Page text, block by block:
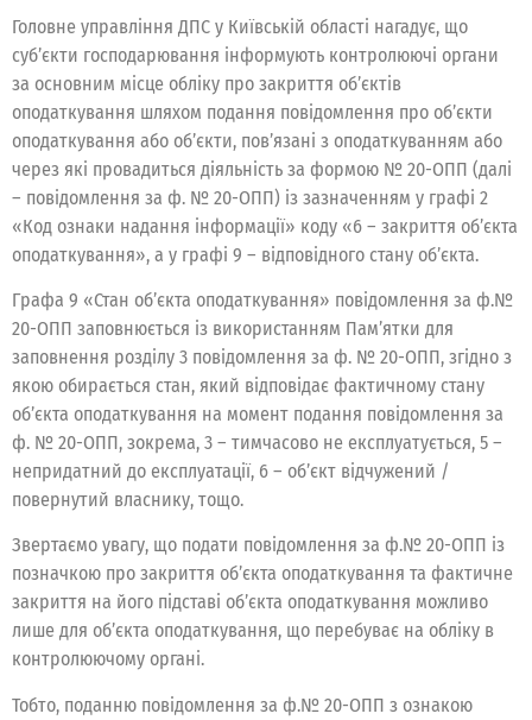
Головне управління ДПС у Київській області нагадує, що
суб’єкти господарювання інформують контролюючі органи
за основним місце обліку про закриття об’єктів
оподаткування шляхом подання повідомлення про об’єкти
оподаткування або об’єкти, пов’язані з оподаткуванням або
через які провадиться діяльність за формою № 20-ОПП (далі
– повідомлення за ф. № 20-ОПП) із зазначенням у графі 2
«Код ознаки надання інформації» коду «6 – закриття об’єкта
оподаткування», а у графі 9 – відповідного стану об’єкта.
Графа 9 «Стан об’єкта оподаткування» повідомлення за ф.№
20-ОПП заповнюється із використанням Пам’ятки для
заповнення розділу 3 повідомлення за ф. № 20-ОПП, згідно з
якою обирається стан, який відповідає фактичному стану
об’єкта оподаткування на момент подання повідомлення за
ф. № 20-ОПП, зокрема, 3 – тимчасово не експлуатується, 5 –
непридатний до експлуатації, 6 – об’єкт відчужений /
повернутий власнику, тощо.
Звертаємо увагу, що подати повідомлення за ф.№ 20-ОПП із
позначкою про закриття об’єкта оподаткування та фактичне
закриття на його підставі об’єкта оподаткування можливо
лише для об’єкта оподаткування, що перебуває на обліку в
контролюючому органі.
Тобто, поданню повідомлення за ф.№ 20-ОПП з ознакою